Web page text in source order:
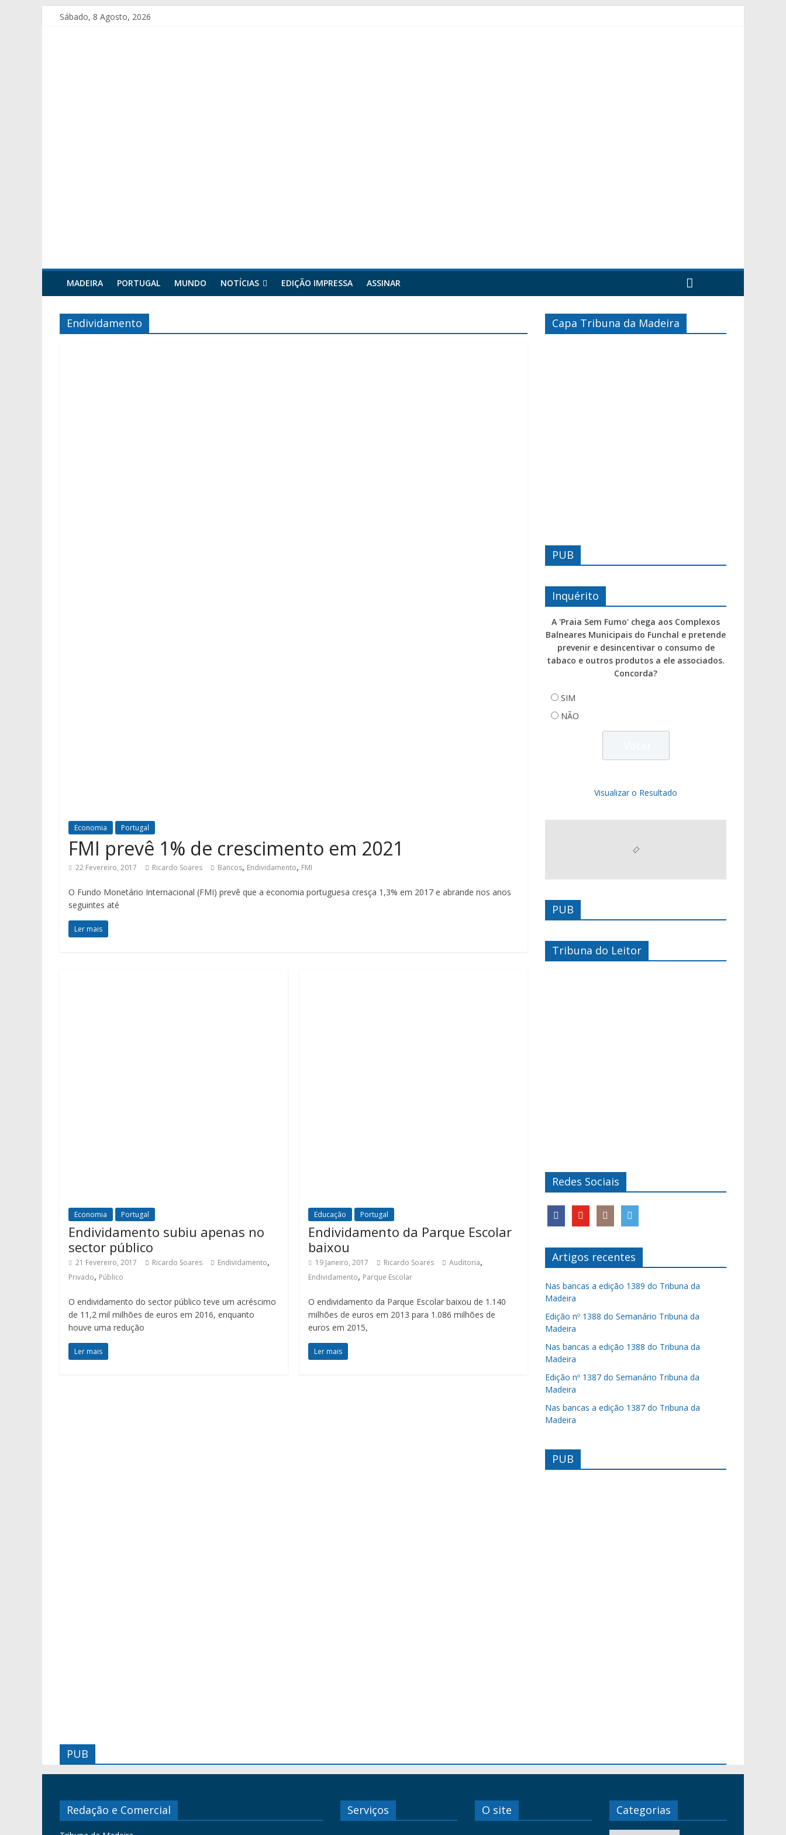
Sábado, 8 Agosto, 2026
MADEIRA PORTUGAL MUNDO NOTÍCIAS EDIÇÃO IMPRESSA ASSINAR
Endividamento
Economia Portugal
FMI prevê 1% de crescimento em 2021
22 Fevereiro, 2017 Ricardo Soares Bancos, Endividamento, FMI
O Fundo Monetário Internacional (FMI) prevê que a economia portuguesa cresça 1,3% em 2017 e abrande nos anos
seguintes até
Ler mais
Economia Portugal
Endividamento subiu apenas no
sector público
21 Fevereiro, 2017 Ricardo Soares Endividamento,
Privado, Público
O endividamento do sector público teve um acréscimo
de 11,2 mil milhões de euros em 2016, enquanto
houve uma redução
Ler mais
Educação Portugal
Endividamento da Parque Escolar
baixou
19 Janeiro, 2017 Ricardo Soares Auditoria,
Endividamento, Parque Escolar
O endividamento da Parque Escolar baixou de 1.140
milhões de euros em 2013 para 1.086 milhões de
euros em 2015,
Ler mais
Capa Tribuna da Madeira
PUB
Inquérito
A 'Praia Sem Fumo' chega aos Complexos
Balneares Municipais do Funchal e pretende
prevenir e desincentivar o consumo de
tabaco e outros produtos a ele associados.
Concorda?
SIM
NÃO
Visualizar o Resultado
PUB
Tribuna do Leitor
Redes Sociais
Artigos recentes
Nas bancas a edição 1389 do Tribuna da
Madeira
Edição nº 1388 do Semanário Tribuna da
Madeira
Nas bancas a edição 1388 do Tribuna da
Madeira
Edição nº 1387 do Semanário Tribuna da
Madeira
Nas bancas a edição 1387 do Tribuna da
Madeira
PUB
PUB
Redação e Comercial Serviços O site Categorias